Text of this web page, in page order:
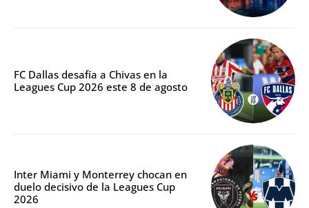
FC Dallas desafía a Chivas en la
Leagues Cup 2026 este 8 de agosto
Inter Miami y Monterrey chocan en
duelo decisivo de la Leagues Cup
2026